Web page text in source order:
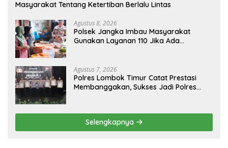
Masyarakat Tentang Ketertiban Berlalu Lintas
Agustus 8, 2026
Polsek Jangka Imbau Masyarakat
Gunakan Layanan 110 Jika Ada
Agustus 7, 2026
Polres Lombok Timur Catat Prestasi
Membanggakan, Sukses Jadi Polres
Selengkapnya